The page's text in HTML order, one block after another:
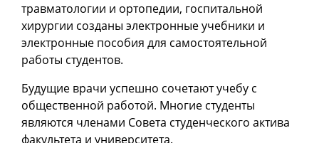
травматологии и ортопедии, госпитальной
хирургии созданы электронные учебники и
электронные пособия для самостоятельной
работы студентов.
Будущие врачи успешно сочетают учебу с
общественной работой. Многие студенты
являются членами Совета студенческого актива
факультета и университета.